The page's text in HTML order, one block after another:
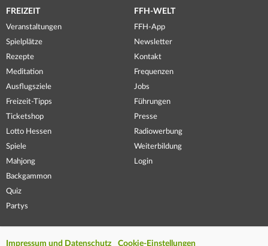
FREIZEIT
Veranstaltungen
Spielplätze
Rezepte
Meditation
Ausflugsziele
Freizeit-Tipps
Ticketshop
Lotto Hessen
Spiele
Mahjong
Backgammon
Quiz
Partys
FFH-WELT
FFH-App
Newsletter
Kontakt
Frequenzen
Jobs
Führungen
Presse
Radiowerbung
Weiterbildung
Login
Impressum und Datenschutz Cookie-Einstellungen